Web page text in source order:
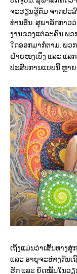
ຈະຮຽນຮູ້ຕື່ມ ຈາກປະ
ທ່ານອື່ນ. ສຸພາລັກກ່າວ
ງານຂອງແຕ່ລະຄົນ ພວ
ໃດອອກມາກໍຕາມ. ພວ
ຝ່າຍໜງເບິ່ງ ແລະ ແລ
ປະສົບການແບບນີ້ ຫຼາຍ
ເຖິງແມ່ນວ່າເສັ້ນທາງ
ແລະ ອາຍຸຈະຫ່າງກັນເ
ຮັກ ແລະ ຍຶດໝັ້ນໃນວຽ